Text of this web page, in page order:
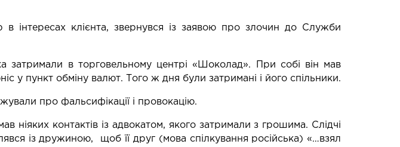
в інтересах клієнта, звернувся із заявою про злочин до Служби
затримали в торговельному центрі «Шоколад». При собі він мав
у пункт обміну валют. Того ж дня були затримані і його спільники.
про фальсифікації і провокацію.
ніяких контактів із адвокатом, якого затримали з грошима. Слідчі
із дружиною, щоб її друг (мова спілкування російська) «…взял